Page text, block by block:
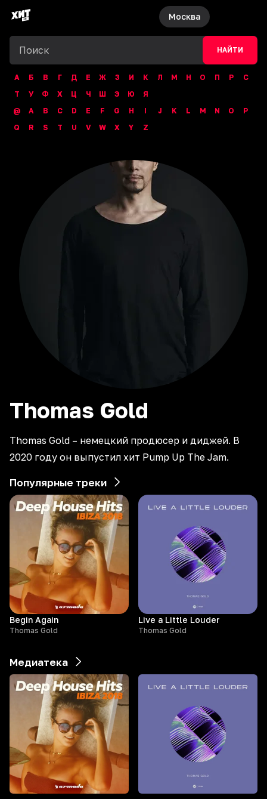
Москва
НАЙТИ
А Б В Г Д Е Ж З И К Л М Н О П Р
С
Т
У Ф Х Ц Ч Ш Э Ю
Я
@
A B C D E F G H I J K L M N O
P
Q
R S T U V W X Y Z
Thomas Gold
Thomas Gold – немецкий продюсер и диджей. В
2020 году он выпустил хит Pump Up The Jam.
Популярные треки
Begin Again
Thomas Gold
Live a Little Louder
Thomas Gold
Медиатека